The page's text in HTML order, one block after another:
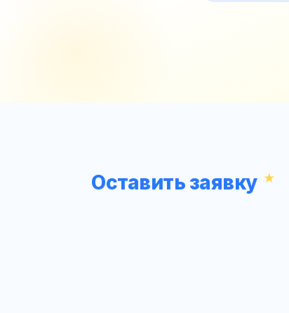
Оставить заявку